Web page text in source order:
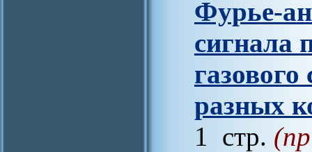
Фурье-
сигнала
разных
1 стр.